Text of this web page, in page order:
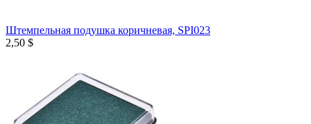
Штемпельная подушка коричневая, SPI023
2,50 $